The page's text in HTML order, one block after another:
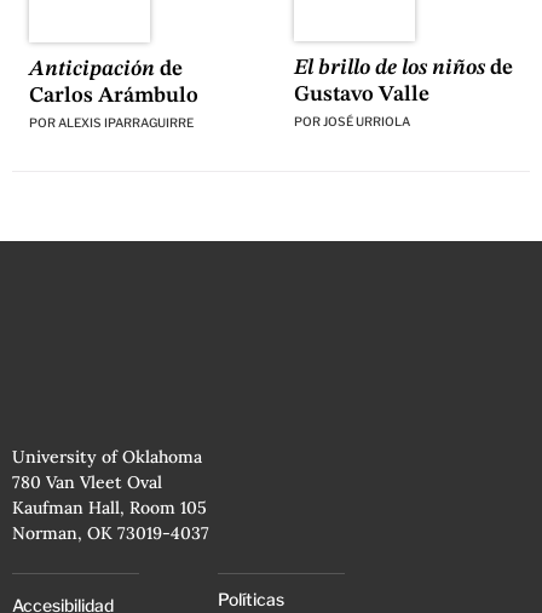
Anticipaciónde
Carlos Arámbulo
PORALEXIS IPARRAGUIRRE
El brillo de los niñosde
Gustavo Valle
POR JOSÉ URRIOLA
University of Oklahoma
780 Van Vleet Oval
Kaufman Hall, Room 105
Norman, OK 73019-4037
Accesibilidad Políticas